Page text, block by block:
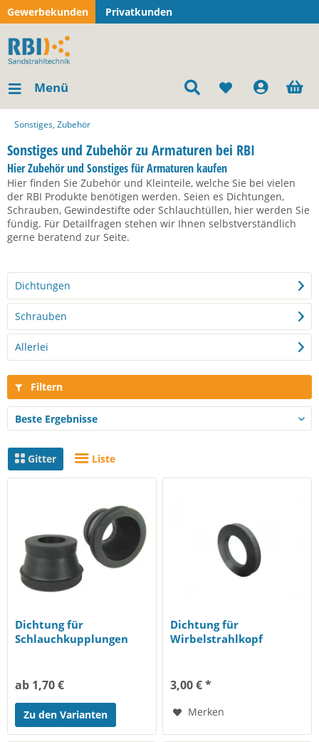
Gewerbekunden Privatkunden
Menü
Sonstiges, Zubehör
Sonstiges und Zubehör zu Armaturen bei RBI
Hier Zubehör und Sonstiges für Armaturen kaufen
Hier finden Sie Zubehör und Kleinteile, welche Sie bei vielen
der RBI Produkte benötigen werden. Seien es Dichtungen,
Schrauben, Gewindestifte oder Schlauchtüllen, hier werden Sie
fündig. Für Detailfragen stehen wir Ihnen selbstverständlich
gerne beratend zur Seite.
Dichtungen
Schrauben
Allerlei
Filtern
Gitter Liste
Dichtung für
Schlauchkupplungen
ab 1,70 €
Zu den Varianten
Dichtung für
Wirbelstrahlkopf
3,00 € *
Merken